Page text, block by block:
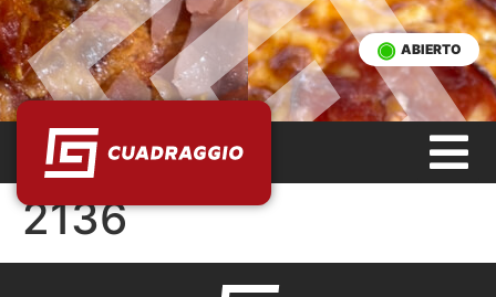
ABIERTO
2136